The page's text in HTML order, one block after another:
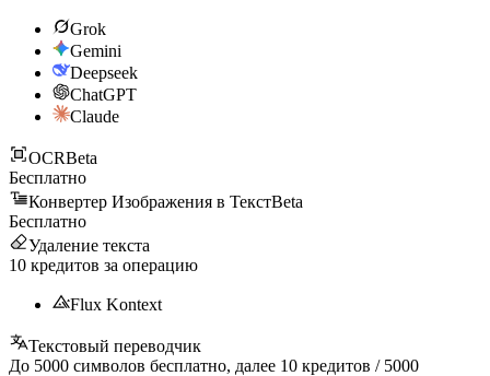
Grok
Gemini
Deepseek
ChatGPT
Claude
OCRBeta
Бесплатно
Конвертер Изображения в ТекстBeta
Бесплатно
Удаление текста
10 кредитов за операцию
Flux Kontext
Текстовый переводчик
До 5000 символов бесплатно, далее 10 кредитов / 5000